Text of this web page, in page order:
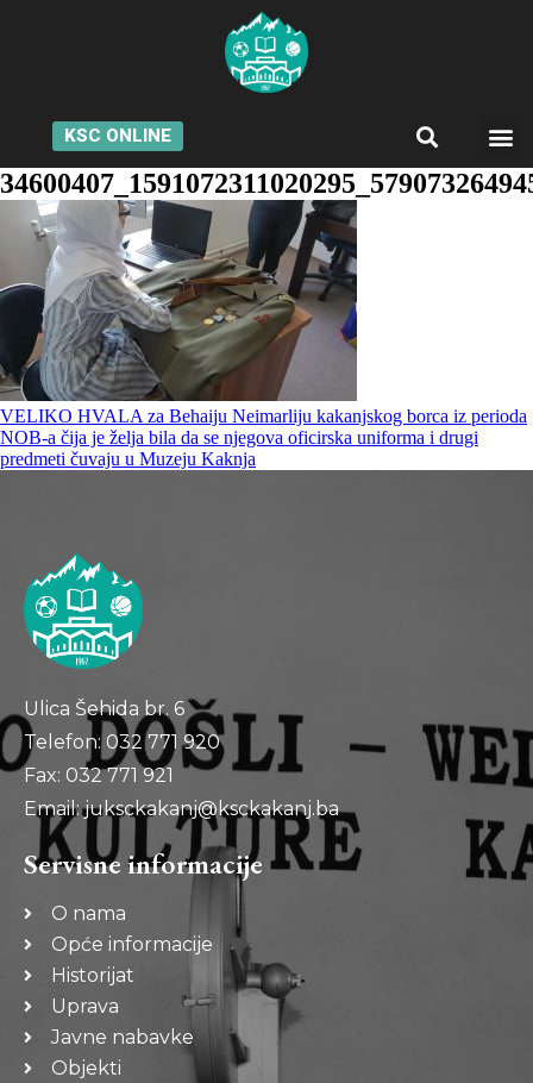
KSC ONLINE
VELIKO HVALA za Behaiju Neimarliju kakanjskog borca iz perioda
NOB-a čija je želja bila da se njegova oficirska uniforma i drugi
predmeti čuvaju u Muzeju Kaknja
Ulica Šehida br. 6
Telefon: 032 771 920
Fax: 032 771 921
Email: juksckakanj@ksckakanj.ba
Servisne informacije
O nama
Opće informacije
Historijat
Uprava
Javne nabavke
Objekti